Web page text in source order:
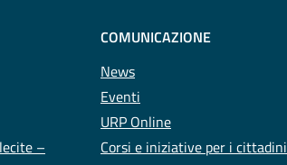
–
COMUNICAZIONE
News
Eventi
URP Online
Corsi e iniziative per i cittadini